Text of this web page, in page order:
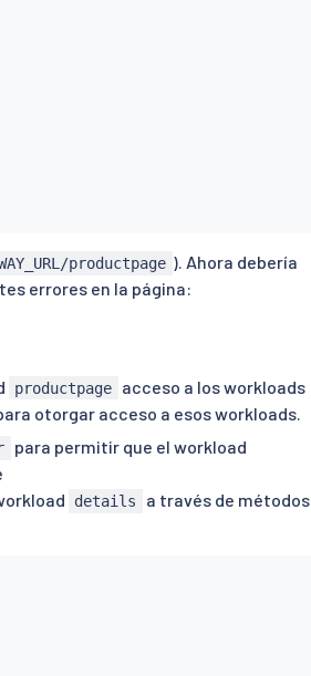
productpage ). Ahora debería
errores en la página:
productpage acceso a los workloads
otorgar acceso a esos workloads.
para permitir que el workload
details a través de métodos